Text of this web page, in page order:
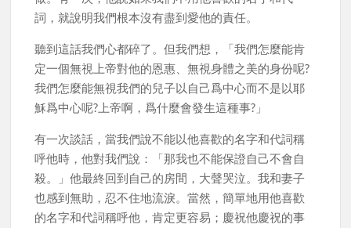
詞，就說明我們根本沒有盡到愛他的責任。
聽到這話我們心都碎了。但我們想，「我們怎麼能肯
定一個無視上帝對他的恩惠、無視身體之美的身份呢?
我們怎麼能無視我們的兒子以自己爲中心而不是以耶
穌爲中心呢?上帝啊，爲什麼會發生這種事?」
有一次談話，當我們說不能以他喜歡的名字和代詞稱
呼他時，他對我們說：「那我也不能保證自己不會自
殺。」他最終回到自己的房間，大聲哭泣。我和妻子
也感到無助，忍不住地流淚。當然，簡單地用他喜歡
的名字和代詞稱呼他，肯定更容易；慶祝他慶祝的事